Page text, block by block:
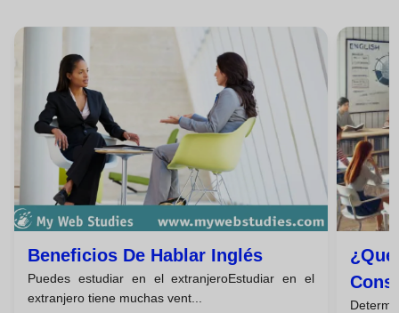
Beneficios De Hablar Inglés
Puedes estudiar en el extranjeroEstudiar en el
extranjero tiene muchas vent...
¿qué